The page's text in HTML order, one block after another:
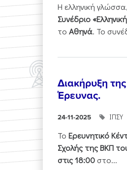
Η ελληνική
Συνέδριο
το Αθηνά. Το
Διακήρυξη
Έρευνας.
24-11-2025 ΙΠΣΥ
Το Ερευνητικό
Σχολής της ΒΚΠ
στις 18:00 στο...